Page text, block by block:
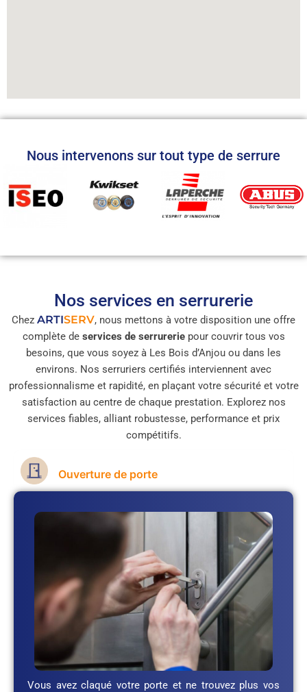
Nous intervenons sur tout type de serrure
Nos services en serrurerie
Chez ARTISERV, nous mettons à votre disposition une offre
complète de services de serrureriepour couvrir tous vos
besoins, que vous soyez à Les Bois d’Anjou ou dans les
environs. Nos serruriers certifiés interviennent avec
professionnalisme et rapidité, en plaçant votre sécurité et votre
satisfaction au centre de chaque prestation. Explorez nos
services fiables, alliant robustesse, performance et prix
compétitifs.
Ouverture de porte
Vous avez claqué votre porte et ne trouvez plus vos